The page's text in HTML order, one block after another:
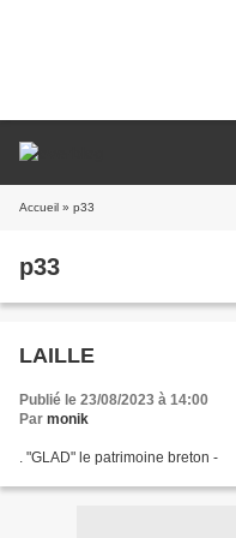
Accueil » p33
p33
LAILLE
Publié le 23/08/2023 à 14:00
Par monik
. "GLAD" le patrimoine breton -